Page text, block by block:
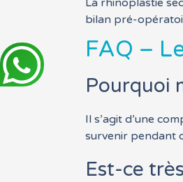
La rhinoplastie
bilan pré-
FAQ –
Pourquoi
Il s’agit d’une
survenir pendant
Est-ce